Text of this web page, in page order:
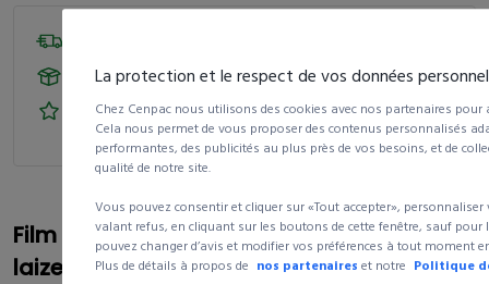
Film métallisé réversible - OR/ARGENT
laize 0,70 m longueur 50 m
Livraison gratuitedès 250 € d’achat HT
99% de nos clients satisfaitsde nos produits et
services
La protection et le respect de vos données
Chez Cenpac nous utilisons des cookies avec nos partenaires
Cela nous permet de vous proposer des contenus personnalisés
performantes, des publicités au plus près de vos besoins, et de
qualité de notre site.
Vous pouvez consentir et cliquer sur «Tout accepter»,
valant refus, en cliquant sur les boutons de cette fenêtre, sauf pour
pouvez changer d’avis et modifier vos préférences à tout moment
Plus de détails à propos de nos partenaires et notre Politique